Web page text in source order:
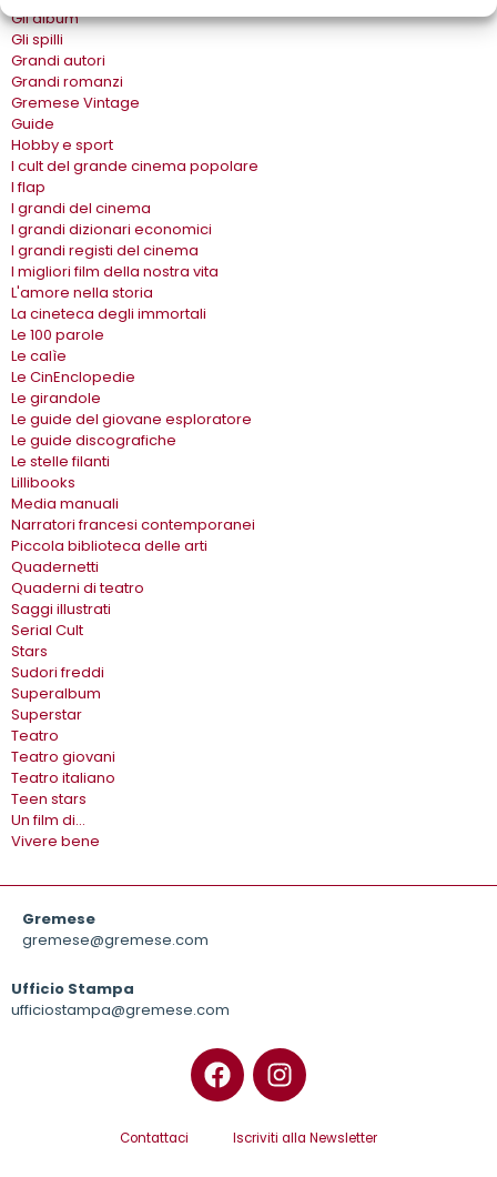
Gli album
Gli spilli
Grandi autori
Grandi romanzi
Gremese Vintage
Guide
Hobby e sport
I cult del grande cinema popolare
I flap
I grandi del cinema
I grandi dizionari economici
I grandi registi del cinema
I migliori film della nostra vita
L'amore nella storia
La cineteca degli immortali
Le 100 parole
Le calìe
Le CinEnclopedie
Le girandole
Le guide del giovane esploratore
Le guide discografiche
Le stelle filanti
Lillibooks
Media manuali
Narratori francesi contemporanei
Piccola biblioteca delle arti
Quadernetti
Quaderni di teatro
Saggi illustrati
Serial Cult
Stars
Sudori freddi
Superalbum
Superstar
Teatro
Teatro giovani
Teatro italiano
Teen stars
Un film di…
Vivere bene
Gremese
gremese@gremese.com
Ufficio Stampa
ufficiostampa@gremese.com
Contattaci Iscriviti alla Newsletter